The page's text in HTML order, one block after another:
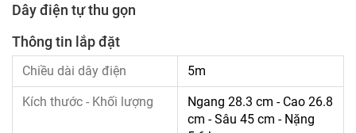
Dây điện tự thu gọn
Thông tin lắp đặt
Chiều dài dây điện 5m
Kích thước - Khối lượng
Ngang 28.3 cm - Cao 26.8
cm - Sâu 45 cm - Nặng